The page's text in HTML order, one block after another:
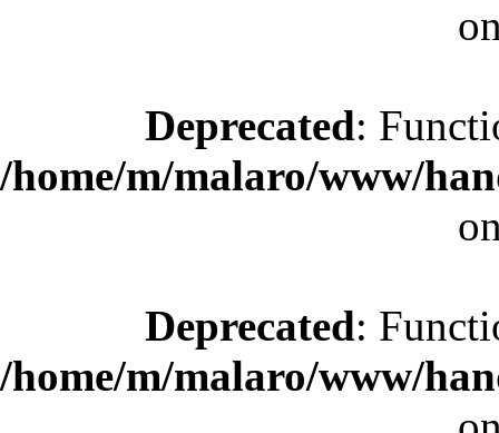
Deprecated:
/home/m/malaro/www/
Deprecated:
/home/m/malaro/www/